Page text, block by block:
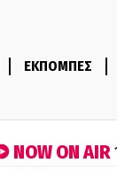
ΕΚΠΟΜΠΕΣ
NOW ON AIR